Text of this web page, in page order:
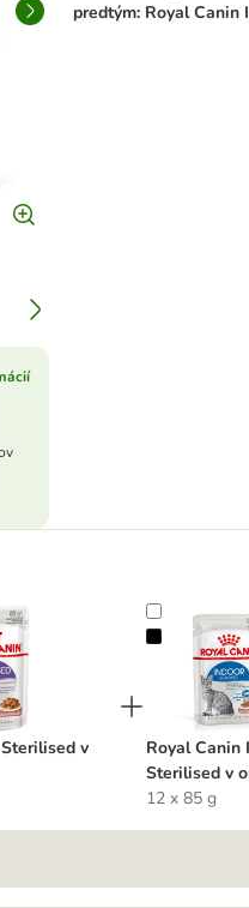
predtým: Royal Canin
Sterilised v omáčke
v
Royal
Royal Canin
Sterilised v
12 x 85 g